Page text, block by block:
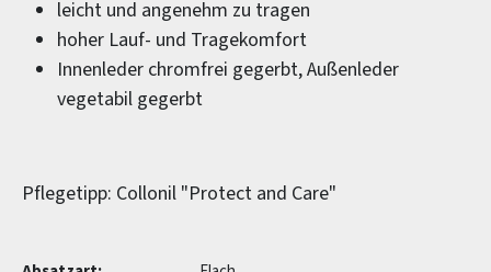
leicht und angenehm zu tragen
hoher Lauf- und Tragekomfort
Innenleder chromfrei gegerbt, Außenleder
vegetabil gegerbt
Pflegetipp: Collonil "Protect and Care"